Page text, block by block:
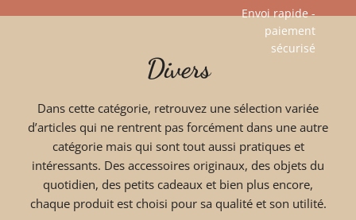
Envoi rapide -
paiement
sécurisé​
Divers
Dans cette catégorie, retrouvez une sélection variée
d’articles qui ne rentrent pas forcément dans une autre
catégorie mais qui sont tout aussi pratiques et
intéressants. Des accessoires originaux, des objets du
quotidien, des petits cadeaux et bien plus encore,
chaque produit est choisi pour sa qualité et son utilité.